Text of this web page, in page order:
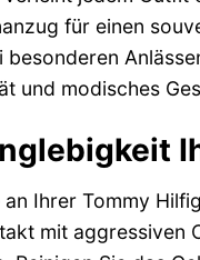
für einen
besonderen
und modisches
an Ihrer Tommy
mit aggressiven